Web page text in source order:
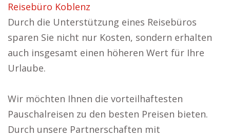
Reisebüro Koblenz
Durch die Unterstützung eines Reisebüros
sparen Sie nicht nur Kosten, sondern erhalten
auch insgesamt einen höheren Wert für Ihre
Urlaube.
Wir möchten Ihnen die vorteilhaftesten
Pauschalreisen zu den besten Preisen bieten.
Durch unsere Partnerschaften mit